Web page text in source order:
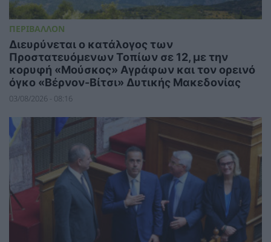
ΠΕΡΙΒΑΛΛΟΝ
Διευρύνεται ο κατάλογος των
Προστατευόμενων Τοπίων σε 12, με την
κορυφή «Μούσκος» Αγράφων και τον ορεινό
όγκο «Βέρνον-Βίτσι» Δυτικής Μακεδονίας
03/08/2026 - 08:16